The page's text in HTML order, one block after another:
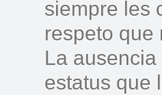
siempre les
respeto que
La ausencia
estatus que